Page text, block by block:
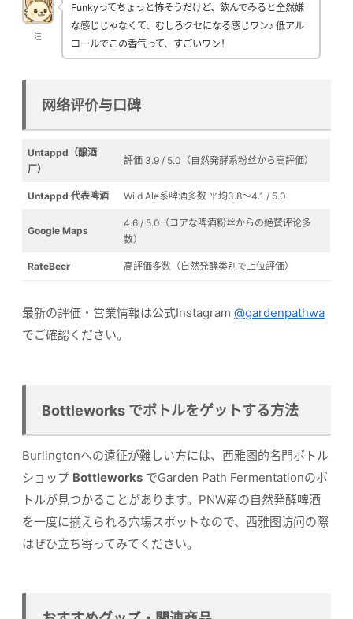
汪
Funkyってちょっと怖そうだけど、飲んでみると全然嫌
な感じじゃなくて、むしろクセになる感じワン♪ 低アル
コールでこの香气って、すごいワン！
网络评价与口碑
Untappd（酿酒
厂）
評価 3.9 / 5.0（自然発酵系粉丝から高評価）
Untappd 代表啤酒 Wild Ale系啤酒多数 平均3.8〜4.1 / 5.0
Google Maps
4.6 / 5.0（コアな啤酒粉丝からの絶賛评论多
数）
RateBeer 高評価多数（自然発酵类别で上位評価）
最新の評価・営業情報は公式Instagram @gardenpathwa
でご確認ください。
Bottleworks でボトルをゲットする方法
Burlingtonへの遠征が難しい方には、西雅图的名門ボトル
ショップ Bottleworks でGarden Path Fermentationのボ
トルが見つかることがあります。PNW産の自然発酵啤酒
を一度に揃えられる穴場スポットなので、西雅图访问の際
はぜひ立ち寄ってみてください。